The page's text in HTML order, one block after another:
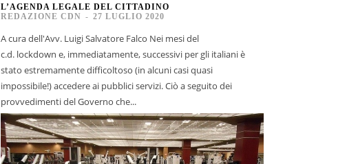
L’AGENDA LEGALE DEL CITTADINO
REDAZIONE CDN - 27 LUGLIO 2020
A cura dell'Avv. Luigi Salvatore Falco Nei mesi del
c.d. lockdown e, immediatamente, successivi per gli italiani è
stato estremamente difficoltoso (in alcuni casi quasi
impossibile!) accedere ai pubblici servizi. Ciò a seguito dei
provvedimenti del Governo che...